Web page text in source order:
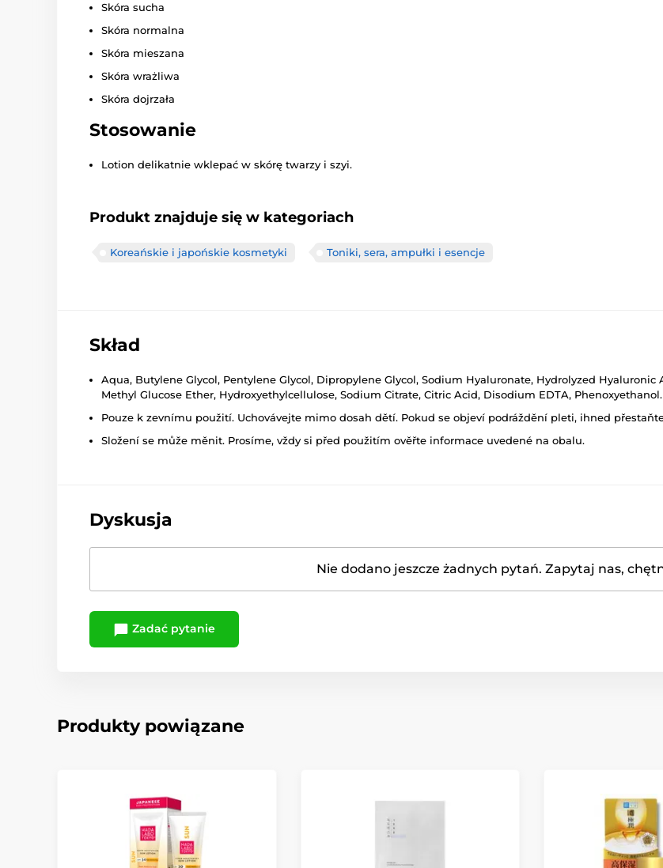
Skóra sucha
Skóra normalna
Skóra mieszana
Skóra wrażliwa
Skóra dojrzała
Stosowanie
Lotion delikatnie wklepać w skórę twarzy i szyi.
Produkt znajduje się w kategoriach
Koreańskie i japońskie kosmetyki Toniki, sera, ampułki i esencje
Skład
Aqua, Butylene Glycol, Pentylene Glycol, Dipropylene Glycol, Sodium Hyaluronate, Hydrolyzed
Methyl Glucose Ether, Hydroxyethylcellulose, Sodium Citrate, Citric Acid, Disodium EDTA, Phenoxyethanol.
Pouze k zevnímu použití. Uchovávejte mimo dosah dětí. Pokud se objeví podráždění pleti, ihned
Složení se může měnit. Prosíme, vždy si před použitím ověřte informace uvedené na obalu.
Dyskusja
Nie dodano jeszcze żadnych pytań. Zapytaj nas,
Zadać pytanie
Produkty powiązane